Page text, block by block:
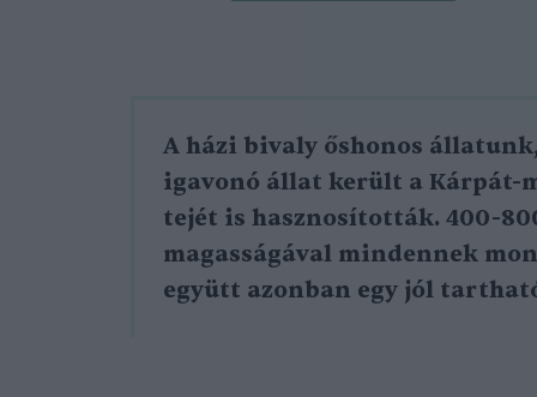
A házi bivaly őshonos
igavonó állat került a Kárpát-
tejét is hasznosították. 400-
magasságával mindennek
együtt azonban egy jól